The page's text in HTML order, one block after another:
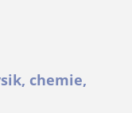
chemie,